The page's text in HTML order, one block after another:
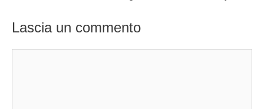
Lascia un commento